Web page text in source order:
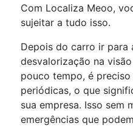
Com Localiza Meoo,
sujeitar a tudo isso.
Depois do carro ir para
desvalorização na
pouco tempo, é
periódicas, o que
sua empresa. Isso sem
emergências que